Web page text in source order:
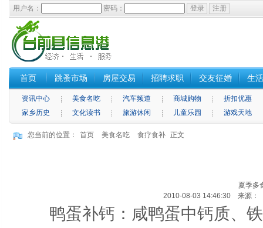
用户名： 密码：
首页 跳蚤市场 房屋交易 招聘求职 交友征婚 生
资讯中心 美食名吃 汽车频道 商城购物
折扣优惠
家乡历史
文化读书 旅游休闲 儿童乐园 游戏天地
您当前的位置： 首页 美食名吃 食疗食补 正文
夏季多
2010-08-03 14:46:30 来源：
鸭蛋补钙：咸鸭蛋中钙质、铁